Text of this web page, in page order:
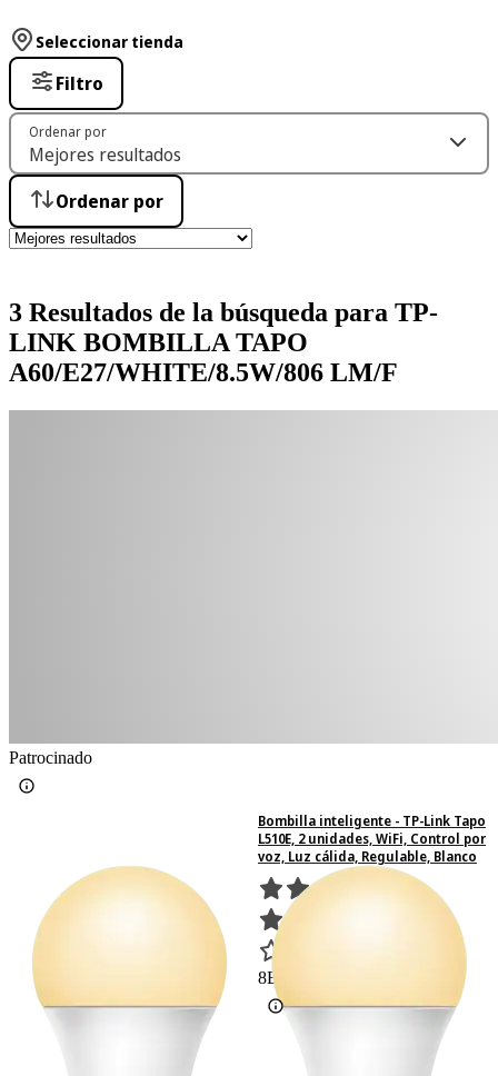
3 Resultados de la búsqueda para TP-
LINK BOMBILLA TAPO
A60/E27/WHITE/8.5W/806 LM/F
Seleccionar tienda
Filtro
Ordenar por
Ordenar por
Patrocinado
Bombilla inteligente - TP-Link Tapo
L510E, 2 unidades, WiFi, Control por
voz, Luz cálida, Regulable, Blanco
8Basado en 8 valoraciones